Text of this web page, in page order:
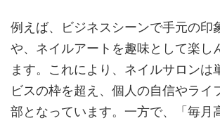
例えば、ビジネスシーンで手元の印
や、ネイルアートを趣味として楽し
ます。これにより、ネイルサロンは
ビスの枠を超え、個人の自信やライ
部となっています。一方で、「毎月